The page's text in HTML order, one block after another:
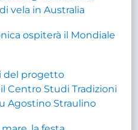
vela in Australia
ospiterà il Mondiale
del progetto
Centro Studi Tradizioni
Agostino Straulino